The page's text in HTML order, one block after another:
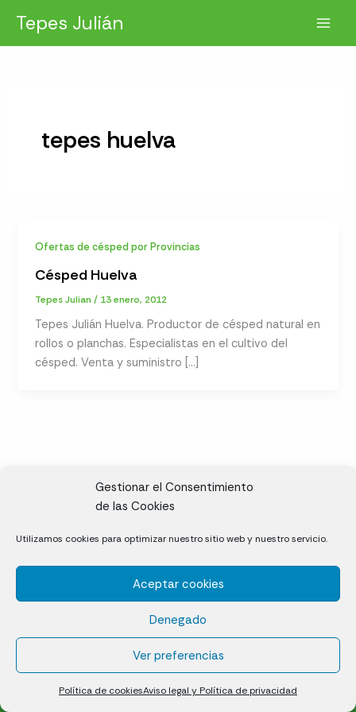
Gestionar el Consentimiento
de las Cookies
Utilizamos cookies para optimizar nuestro sitio web y nuestro servicio.
Aceptar cookies
Denegado
Ver preferencias
Política de cookiesAviso legal y Política de privacidad
contenido
Tepes Julián
tepes huelva
Ofertas de césped por Provincias
Césped Huelva
Tepes Julian/ 13 enero, 2012
Tepes Julián Huelva. Productor de césped natural en
rollos o planchas. Especialistas en el cultivo del
césped. Venta y suministro […]
Cáceres
Césped natural en tepes
Política de cookies (UE)
Aviso legal y Política de privacidad
¿Quiénes somos?
Contacto